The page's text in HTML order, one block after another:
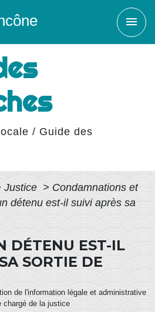
menu
/ Guide des
Justice > Condamnations et
détenu est-il suivi après sa
DÉTENU EST-IL
SORTIE DE
de l'information légale et administrative
chargé de la justice